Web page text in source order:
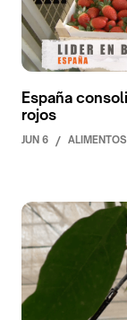
España
rojos
JUN 6 / ALIMENTOS